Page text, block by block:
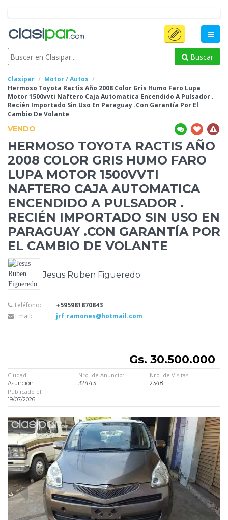
Buscar
Clasipar
Motor / Autos
Hermoso Toyota Ractis Año 2008 Color Gris Humo Faro Lupa
Motor 1500vvti Naftero Caja Automatica Encendido A Pulsador .
Recién Importado Sin Uso En Paraguay .Con Garantía Por El
Cambio De Volante
VENDO
HERMOSO TOYOTA RACTIS AÑO
2008 COLOR GRIS HUMO FARO
LUPA MOTOR 1500VVTI
NAFTERO CAJA AUTOMATICA
ENCENDIDO A PULSADOR .
RECIÉN IMPORTADO SIN USO EN
PARAGUAY .CON GARANTÍA POR
EL CAMBIO DE VOLANTE
Jesus Ruben Figueredo
Teléfono:
+595981870843
Email:
jrf_ramones@hotmail.com
Gs. 30.500.000
Ciudad:
Asunción
Nro. de Anuncio:
32443
Nro. de Visitas:
2348
Publicado el:
19/07/2026